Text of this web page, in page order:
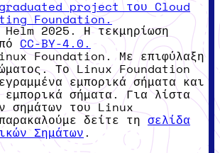
graduated project του Cloud
Foundation.
Helm 2025. Η τεκμηρίωση
CC-BY-4.0.
Foundation. Με επιφύλαξη
Το Linux Foundation
εμπορικά σήματα και
εμπορικά σήματα. Για λίστα
σημάτων του Linux
δείτε τη σελίδα
Σημάτων .